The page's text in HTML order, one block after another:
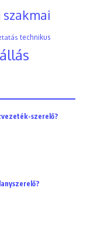
szakmai
technikus
állás
szerelő?